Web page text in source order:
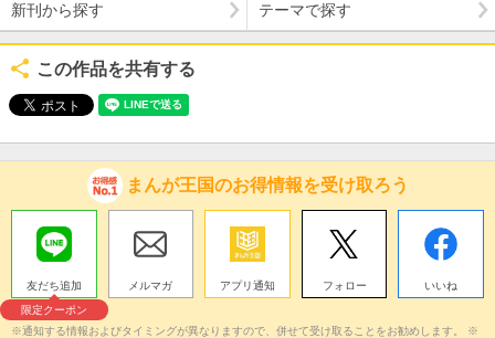
新刊から探す テーマで探す
この作品を共有する
まんが王国のお得情報を受け取ろう
友だち追加
限定クーポン
メルマガ アプリ通知 フォロー いいね
※通知する情報およびタイミングが異なりますので、併せて受け取ることをお勧めします。 ※